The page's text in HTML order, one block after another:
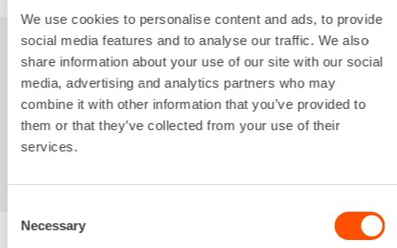
We use cookies to personalise content and ads, to provide
social media features and to analyse our traffic. We also
share information about your use of our site with our social
media, advertising and analytics partners who may
combine it with other information that you’ve provided to
them or that they’ve collected from your use of their
services.
Selection
Necessary
Sinua saattaisi
kiinnostaa myös